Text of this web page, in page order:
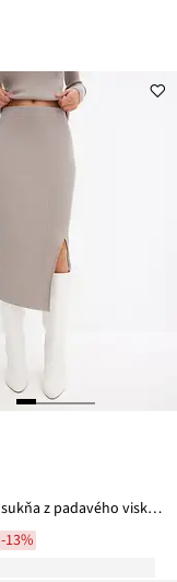
Pletená sukňa z padavého viskózového mixu
-13%